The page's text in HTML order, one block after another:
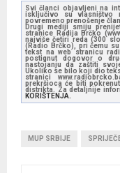
Svi članci objavljeni na
isključivo su vlasništvo
povremeno prenošenje
Drugi mediji smiju
stranice Radija Brčko
najviše četiri reda (300
(Radio Brčko), pri čemu
tekst na web stranicu
postignut dogovor o
nastojanju da zaštiti
Ukoliko se bilo koji dio
stranici
prekršioca će biti
distrikta. Za detaljnije
KORIŠTENJA.
MUP SRBIJE